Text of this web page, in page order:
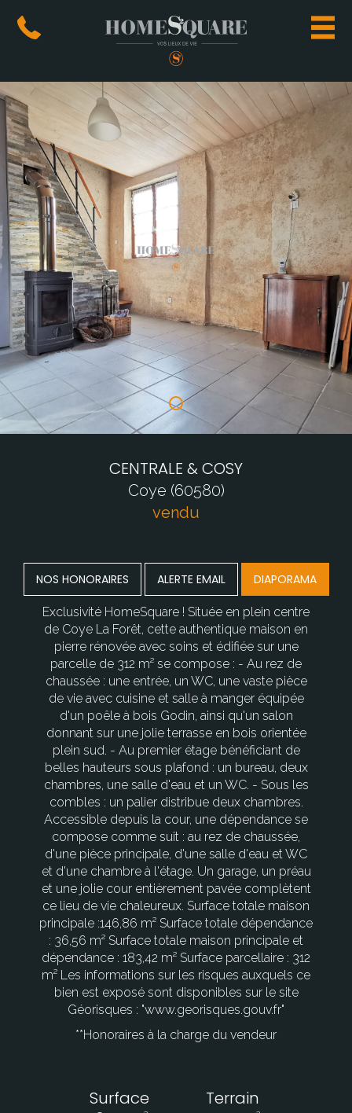
CENTRALE & COSY
Coye (60580)
vendu
NOS HONORAIRES ALERTE EMAIL DIAPORAMA
Exclusivité HomeSquare ! Située en plein centre
de Coye La Forêt, cette authentique maison en
pierre rénovée avec soins et édifiée sur une
parcelle de 312 m² se compose : - Au rez de
chaussée : une entrée, un WC, une vaste pièce
de vie avec cuisine et salle à manger équipée
d'un poêle à bois Godin, ainsi qu'un salon
donnant sur une jolie terrasse en bois orientée
plein sud. - Au premier étage bénéficiant de
belles hauteurs sous plafond : un bureau, deux
chambres, une salle d'eau et un WC. - Sous les
combles : un palier distribue deux chambres.
Accessible depuis la cour, une dépendance se
compose comme suit : au rez de chaussée,
d'une pièce principale, d'une salle d'eau et WC
et d'une chambre à l'étage. Un garage, un préau
et une jolie cour entièrement pavée complètent
ce lieu de vie chaleureux. Surface totale maison
principale :146,86 m² Surface totale dépendance
: 36,56 m² Surface totale maison principale et
dépendance : 183,42 m² Surface parcellaire : 312
m² Les informations sur les risques auxquels ce
bien est exposé sont disponibles sur le site
Géorisques : "www.georisques.gouv.fr"
**Honoraires à la charge du vendeur
Surface Terrain